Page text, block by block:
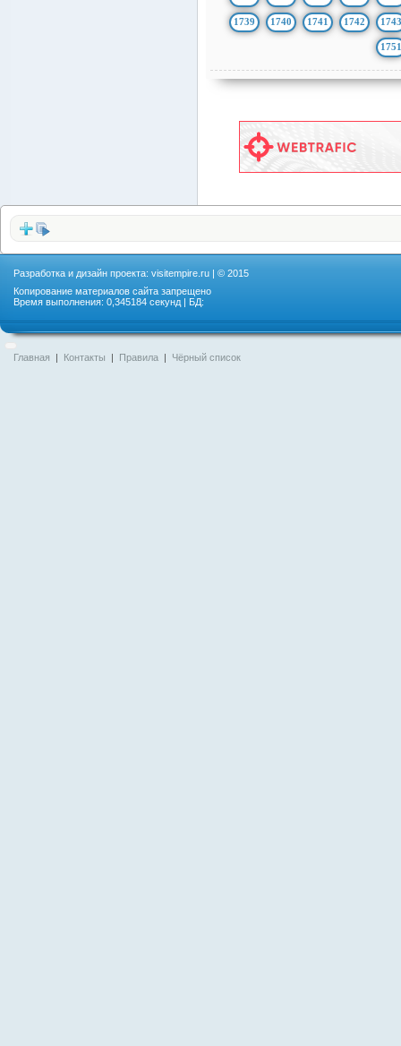
1739 1740 1741 1742 1743
1751
Разработка и дизайн проекта: visitempire.ru | © 2015
Копирование материалов сайта запрещено
Время выполнения: 0,345184 секунд | БД:
Главная | Контакты | Правила | Чёрный список